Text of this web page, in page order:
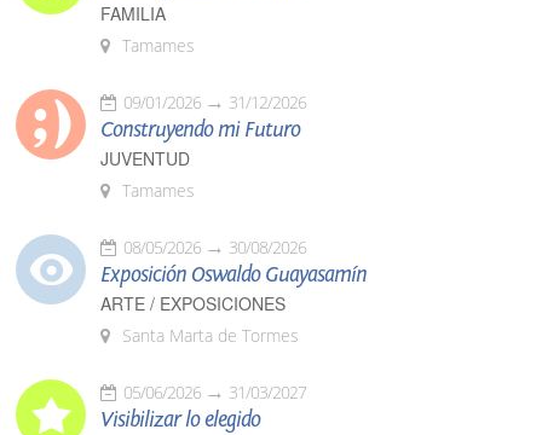
FAMILIA
Tamames
09/01/2026 31/12/2026
Construyendo mi Futuro
JUVENTUD
Tamames
08/05/2026 30/08/2026
Exposición Oswaldo Guayasamín
ARTE / EXPOSICIONES
Santa Marta de Tormes
05/06/2026 31/03/2027
Visibilizar lo elegido